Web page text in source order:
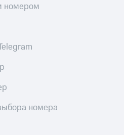
номером
номера